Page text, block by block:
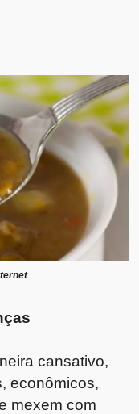
cansativo,
econômicos,
mexem com